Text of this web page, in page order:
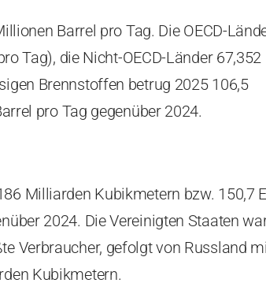
Barrel pro Tag. Die OECD-
Tag), die Nicht-OECD-Länder 67,352
Brennstoffen betrug 2025 106,5
pro Tag gegenüber 2024.
Milliarden Kubikmetern bzw. 150,7
2024. Die Vereinigten Staaten
Verbraucher, gefolgt von Russland
Kubikmetern.